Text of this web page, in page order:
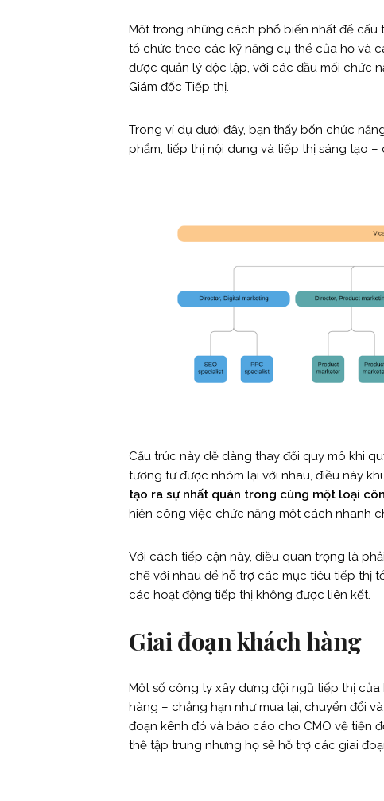
Một trong những cách phổ biến nhất để
tổ chức theo các kỹ năng cụ thể của họ và
được quản lý độc lập, với các đầu mối chức
Giám đốc Tiếp thị.
Trong ví dụ dưới đây, bạn thấy bốn chức
phẩm, tiếp thị nội dung và tiếp thị sáng tạo
Cấu trúc này dễ dàng thay đổi quy mô khi
tương tự được nhóm lại với nhau, điều này
tạo ra sự nhất quán trong cùng một loại
hiện công việc chức năng một cách nhanh
Với cách tiếp cận này, điều quan trọng là
chẽ với nhau để hỗ trợ các mục tiêu tiếp thị
các hoạt động tiếp thị không được liên kết.
Giai đoạn khách hàng
Một số công ty xây dựng đội ngũ tiếp thị
hàng – chẳng hạn như mua lại, chuyển đổi
đoạn kênh đó và báo cáo cho CMO về tiến
thể tập trung nhưng họ sẽ hỗ trợ các giai